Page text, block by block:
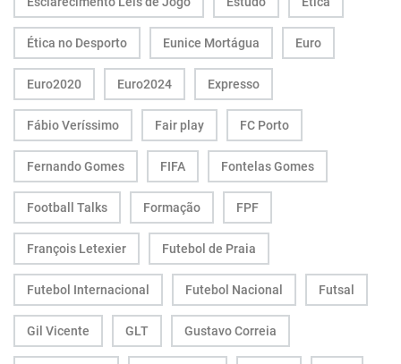
Ética no Desporto Eunice Mortágua Euro
Euro2020 Euro2024 Expresso
Fábio Veríssimo Fair play FC Porto
Fernando Gomes FIFA Fontelas Gomes
Football Talks Formação FPF
François Letexier Futebol de Praia
Futebol Internacional Futebol Nacional Futsal
Gil Vicente GLT Gustavo Correia